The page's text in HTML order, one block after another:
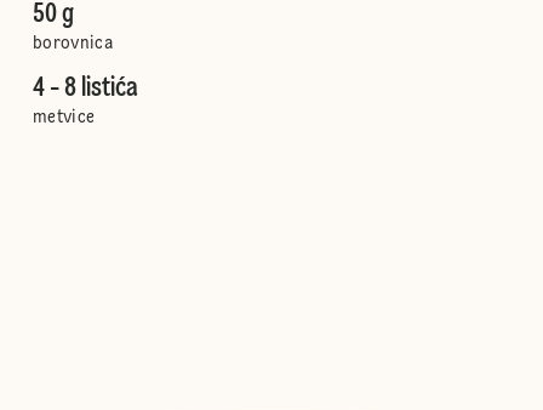
50 g
borovnica
4 - 8 listića
metvice